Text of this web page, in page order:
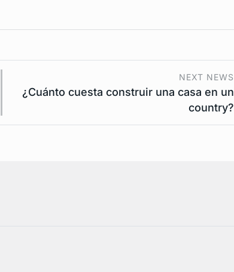
NEXT NEWS
¿Cuánto cuesta construir una casa en un
country?